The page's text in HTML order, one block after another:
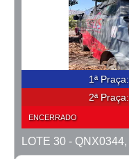
1ª Praça:
2ª Praça:
ENCERRADO